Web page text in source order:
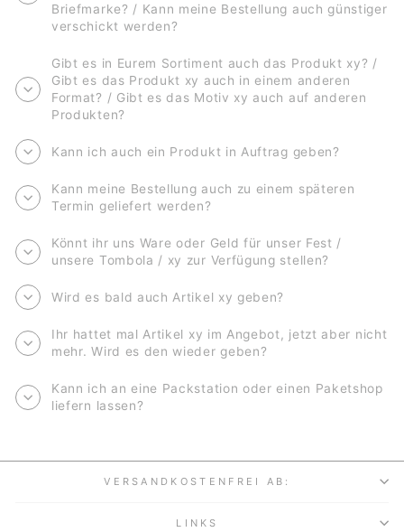
Briefmarke? / Kann meine Bestellung auch günstiger
verschickt werden?
Gibt es in Eurem Sortiment auch das Produkt xy? /
Gibt es das Produkt xy auch in einem anderen
Format? / Gibt es das Motiv xy auch auf anderen
Produkten?
Kann ich auch ein Produkt in Auftrag geben?
Kann meine Bestellung auch zu einem späteren
Termin geliefert werden?
Könnt ihr uns Ware oder Geld für unser Fest /
unsere Tombola / xy zur Verfügung stellen?
Wird es bald auch Artikel xy geben?
Ihr hattet mal Artikel xy im Angebot, jetzt aber nicht
mehr. Wird es den wieder geben?
Kann ich an eine Packstation oder einen Paketshop
liefern lassen?
VERSANDKOSTENFREI AB:
LINKS